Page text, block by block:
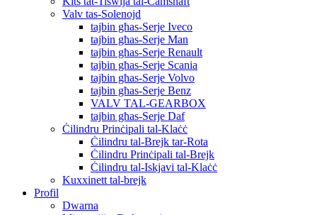
Valv tas-Solenojd
tajbin għas-Serje Iveco
tajbin għas-Serje Man
tajbin għas-Serje Renault
tajbin għas-Serje Scania
tajbin għas-Serje Volvo
tajbin għas-Serje Benz
VALV TAL-GEARBOX
tajbin għas-Serje Daf
Ċilindru Prinċipali tal-Klaċċ
Ċilindru tal-Brejk tar-Rota
Ċilindru Prinċipali tal-Brejk
Ċilindru tal-Iskjavi tal-Klaċċ
Kuxxinett tal-brejk
Profil
Dwarna